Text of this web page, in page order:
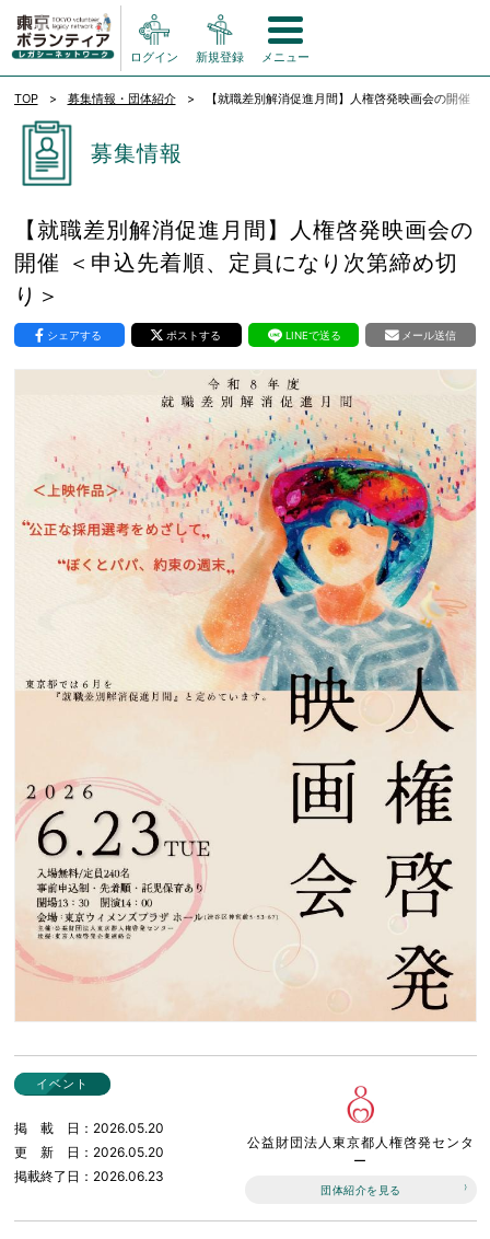
ログイン 新規登録 メニュー
TOP 募集情報・団体紹介 【就職差別解消促進月間】人権啓発映画会の開催
募集情報
【就職差別解消促進月間】人権啓発映画会の
開催 ＜申込先着順、定員になり次第締め切
り＞
シェアする ポストする LINEで送る メール送信
イベント
掲載日
2026.05.20
更新日
2026.05.20
掲載終了日
2026.06.23
公益財団法人東京都人権啓発センタ
ー
団体紹介を見る